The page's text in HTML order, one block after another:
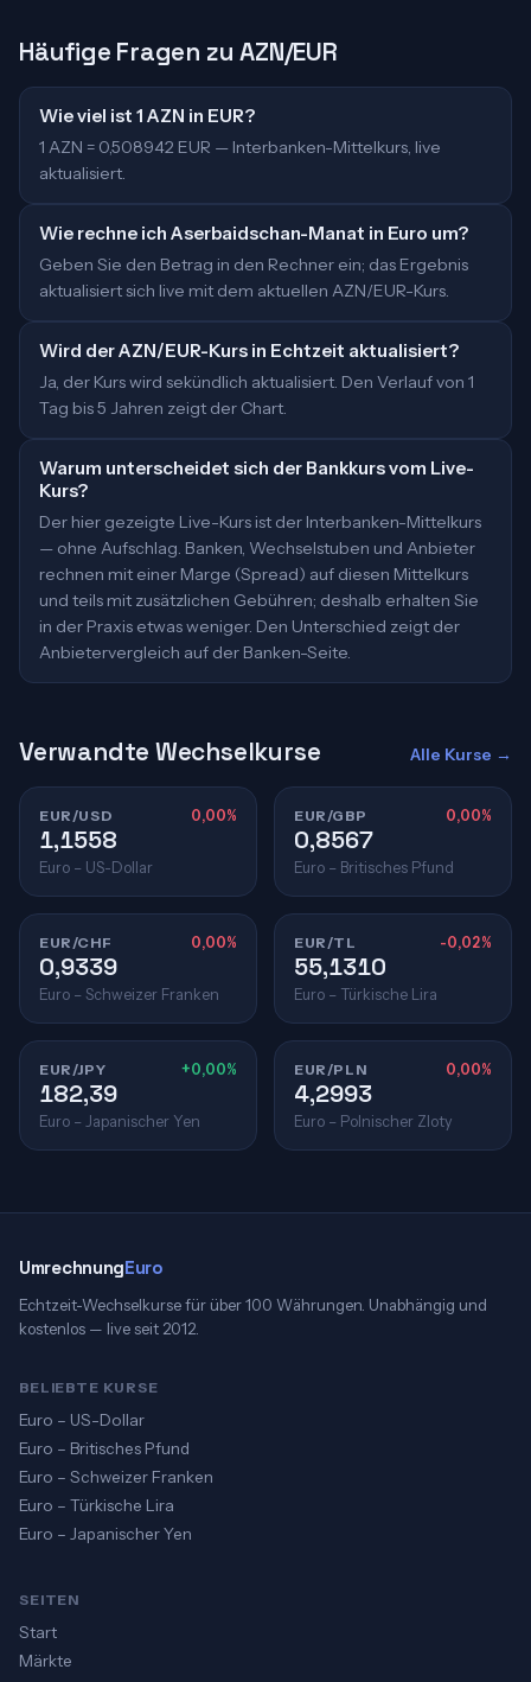
Häufige Fragen zu AZN/EUR
Wie viel ist 1 AZN in EUR?
1 AZN = 0,508942 EUR — Interbanken-Mittelkurs, live
aktualisiert.
Wie rechne ich Aserbaidschan-Manat in Euro um?
Geben Sie den Betrag in den Rechner ein; das Ergebnis
aktualisiert sich live mit dem aktuellen AZN/EUR-Kurs.
Wird der AZN/EUR-Kurs in Echtzeit aktualisiert?
Ja, der Kurs wird sekündlich aktualisiert. Den Verlauf von 1
Tag bis 5 Jahren zeigt der Chart.
Warum unterscheidet sich der Bankkurs vom Live-
Kurs?
Der hier gezeigte Live-Kurs ist der Interbanken-Mittelkurs
— ohne Aufschlag. Banken, Wechselstuben und Anbieter
rechnen mit einer Marge (Spread) auf diesen Mittelkurs
und teils mit zusätzlichen Gebühren; deshalb erhalten Sie
in der Praxis etwas weniger. Den Unterschied zeigt der
Anbietervergleich auf der Banken-Seite.
Verwandte Wechselkurse Alle Kurse →
EUR/USD 0,00%
1,1558
Euro – US-Dollar
EUR/GBP 0,00%
0,8567
Euro – Britisches Pfund
EUR/CHF 0,00%
0,9339
Euro – Schweizer Franken
EUR/TL -0,02%
55,1310
Euro – Türkische Lira
EUR/JPY +0,00%
182,39
Euro – Japanischer Yen
EUR/PLN 0,00%
4,2993
Euro – Polnischer Zloty
UmrechnungEuro
Echtzeit-Wechselkurse für über 100 Währungen. Unabhängig und
kostenlos — live seit 2012.
BELIEBTE KURSE
Euro – US-Dollar
Euro – Britisches Pfund
Euro – Schweizer Franken
Euro – Türkische Lira
Euro – Japanischer Yen
SEITEN
Start
Märkte